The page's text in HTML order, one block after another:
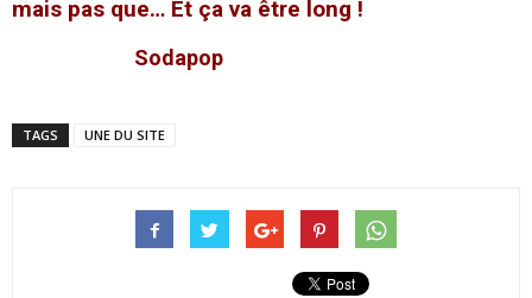
mais pas que… Et ça va être long !
Sodapop
TAGS UNE DU SITE